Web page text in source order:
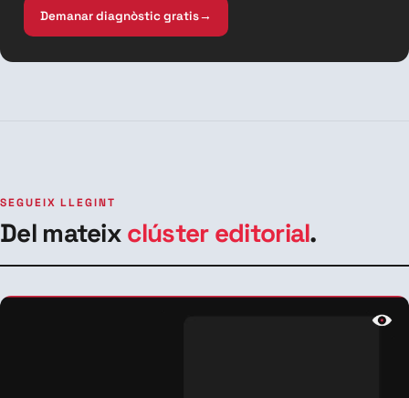
Demanar diagnòstic gratis→
SEGUEIX LLEGINT
Del mateixclúster editorial.